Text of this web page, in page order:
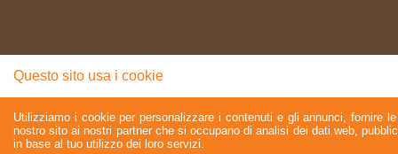
Questo sito usa i cookie
Utilizziamo i cookie per personalizzare i contenuti e gli annunci, fornire
nostro sito ai nostri partner che si occupano di analisi dei dati web,
in base al tuo utilizzo dei loro servizi.